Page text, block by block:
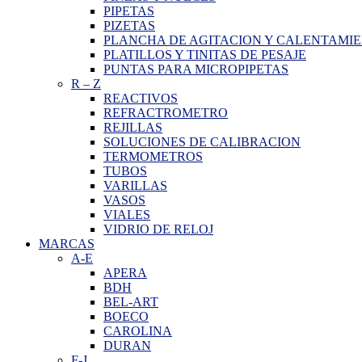
PIPETAS
PIZETAS
PLANCHA DE AGITACION Y
PLATILLOS Y TINITAS DE PESAJE
PUNTAS PARA MICROPIPETAS
R – Z
REACTIVOS
REFRACTROMETRO
REJILLAS
SOLUCIONES DE CALIBRACION
TERMOMETROS
TUBOS
VARILLAS
VASOS
VIALES
VIDRIO DE RELOJ
MARCAS
A-E
APERA
BDH
BEL-ART
BOECO
CAROLINA
DURAN